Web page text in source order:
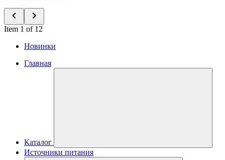
Item 1 of 12
Новинки
Главная
Каталог
Источники питания